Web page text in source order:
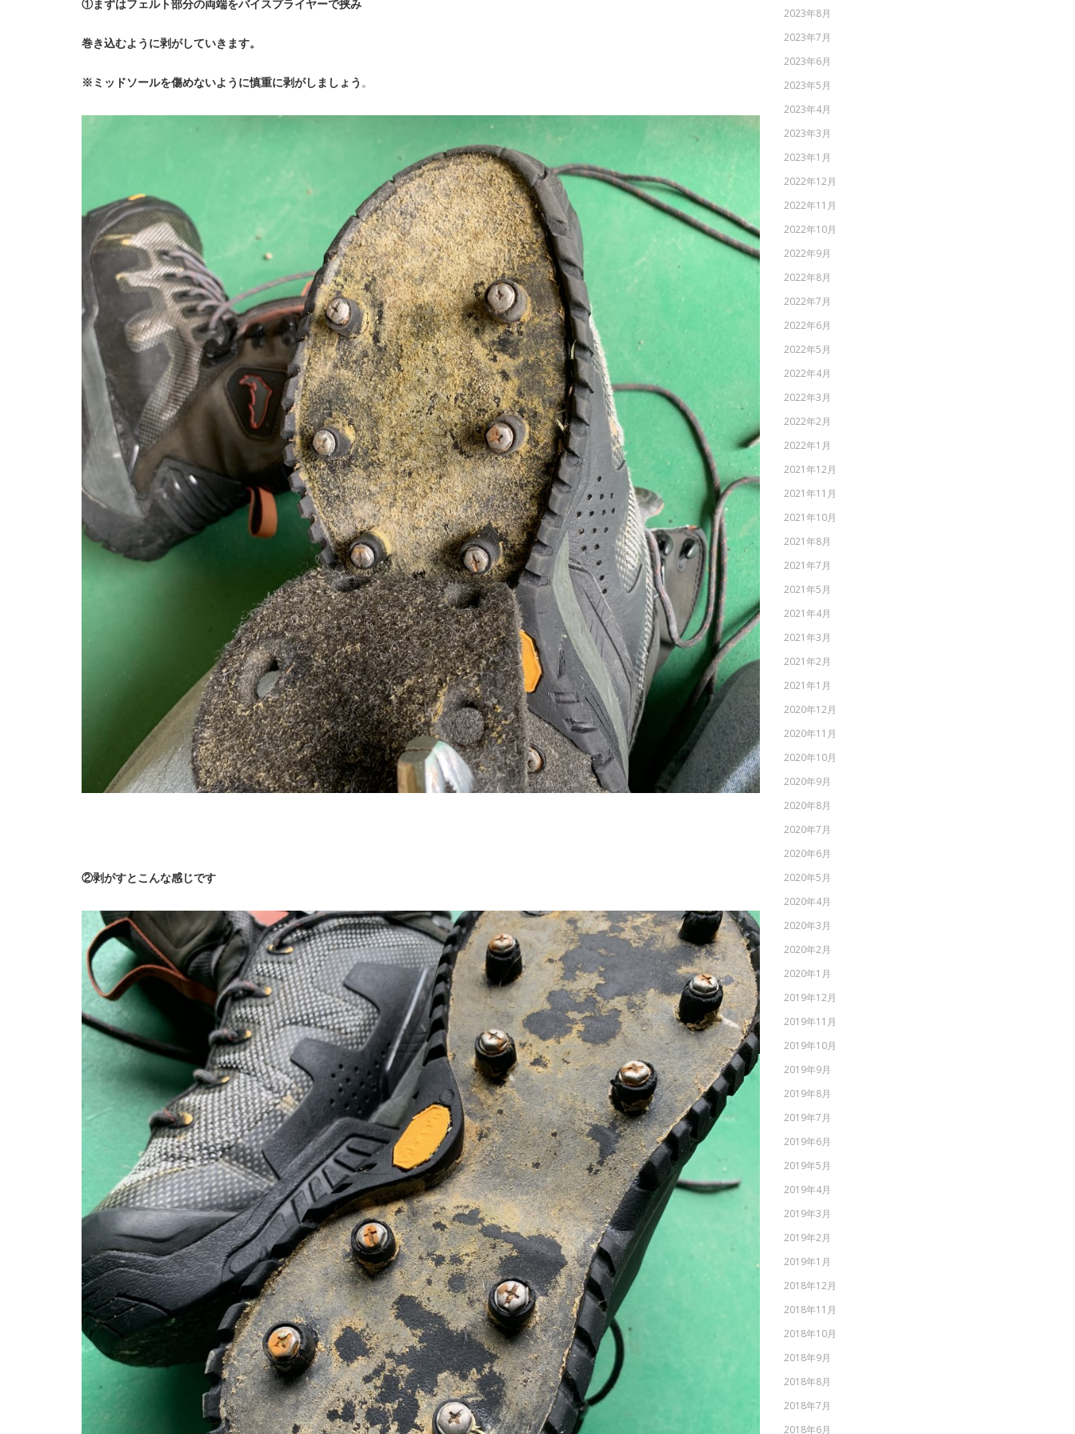
①まずはフェルト部分の両端をバイスプライヤーで挟み
巻き込むように剥がしていきます。
※ミッドソールを傷めないように慎重に剥がしましょう 。
②剥がすとこんな感じです
2023年8月
2023年7月
2023年6月
2023年5月
2023年4月
2023年3月
2023年1月
2022年12月
2022年11月
2022年10月
2022年9月
2022年8月
2022年7月
2022年6月
2022年5月
2022年4月
2022年3月
2022年2月
2022年1月
2021年12月
2021年11月
2021年10月
2021年8月
2021年7月
2021年5月
2021年4月
2021年3月
2021年2月
2021年1月
2020年12月
2020年11月
2020年10月
2020年9月
2020年8月
2020年7月
2020年6月
2020年5月
2020年4月
2020年3月
2020年2月
2020年1月
2019年12月
2019年11月
2019年10月
2019年9月
2019年8月
2019年7月
2019年6月
2019年5月
2019年4月
2019年3月
2019年2月
2019年1月
2018年12月
2018年11月
2018年10月
2018年9月
2018年8月
2018年7月
2018年6月